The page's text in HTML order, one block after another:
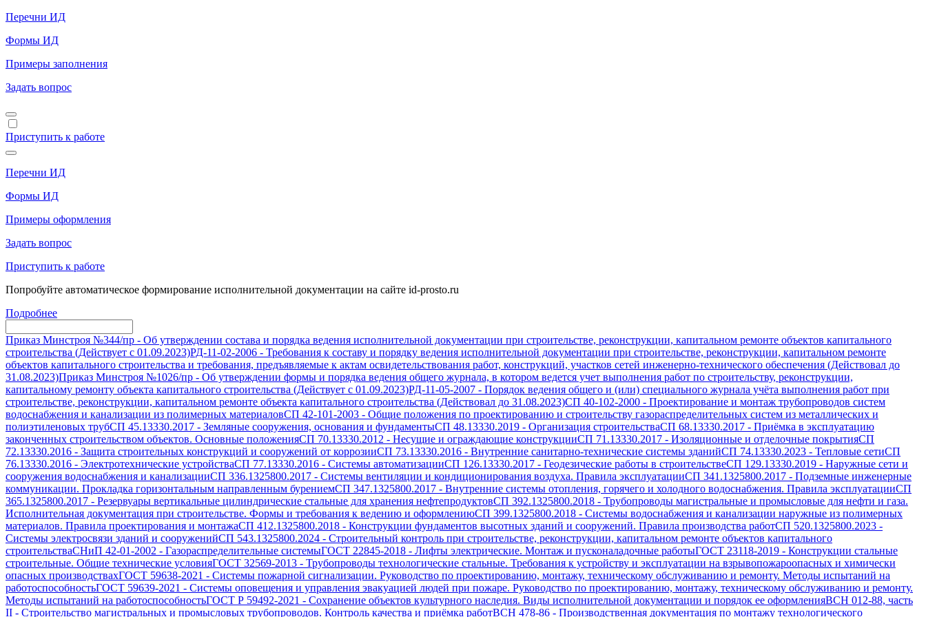
Перечни ИД
Формы ИД
Примеры заполнения
Задать вопрос
Приступить к работе
Перечни ИД
Формы ИД
Примеры оформления
Задать вопрос
Приступить к работе
Попробуйте автоматическое формирование исполнительной документации на сайте id-prosto.ru
Подробнее
Приказ Минстроя №344/пр - Об утверждении состава и порядка ведения исполнительной документации при строительстве, реконструкции, капитальном ремонте объектов капитального
строительства (Действует с 01.09.2023)РД-11-02-2006 - Требования к составу и порядку ведения исполнительной документации при строительстве, реконструкции, капитальном ремонте
объектов капитального строительства и требования, предъявляемые к актам освидетельствования работ, конструкций, участков сетей инженерно-технического обеспечения (Действовал до
31.08.2023)Приказ Минстроя №1026/пр - Об утверждении формы и порядка ведения общего журнала, в котором ведется учет выполнения работ по строительству, реконструкции,
капитальному ремонту объекта капитального строительства (Действует с 01.09.2023)РД-11-05-2007 - Порядок ведения общего и (или) специального журнала учёта выполнения работ при
строительстве, реконструкции, капитальном ремонте объекта капитального строительства (Действовал до 31.08.2023)СП 40-102-2000 - Проектирование и монтаж трубопроводов систем
водоснабжения и канализации из полимерных материаловСП 42-101-2003 - Общие положения по проектированию и строительству газораспределительных систем из металлических и
полиэтиленовых трубСП 45.13330.2017 - Земляные сооружения, основания и фундаментыСП 48.13330.2019 - Организация строительстваСП 68.13330.2017 - Приёмка в эксплуатацию
законченных строительством объектов. Основные положенияСП 70.13330.2012 - Несущие и ограждающие конструкцииСП 71.13330.2017 - Изоляционные и отделочные покрытияСП
72.13330.2016 - Защита строительных конструкций и сооружений от коррозииСП 73.13330.2016 - Внутренние санитарно-технические системы зданийСП 74.13330.2023 - Тепловые сетиСП
76.13330.2016 - Электротехнические устройстваСП 77.13330.2016 - Системы автоматизацииСП 126.13330.2017 - Геодезические работы в строительствеСП 129.13330.2019 - Наружные сети и
сооружения водоснабжения и канализацииСП 336.1325800.2017 - Системы вентиляции и кондиционирования воздуха. Правила эксплуатацииСП 341.1325800.2017 - Подземные инженерные
коммуникации. Прокладка горизонтальным направленным бурениемСП 347.1325800.2017 - Внутренние системы отопления, горячего и холодного водоснабжения. Правила эксплуатацииСП
365.1325800.2017 - Резервуары вертикальные цилиндрические стальные для хранения нефтепродуктовСП 392.1325800.2018 - Трубопроводы магистральные и промысловые для нефти и газа.
Исполнительная документация при строительстве. Формы и требования к ведению и оформлениюСП 399.1325800.2018 - Системы водоснабжения и канализации наружные из полимерных
материалов. Правила проектирования и монтажаСП 412.1325800.2018 - Конструкции фундаментов высотных зданий и сооружений. Правила производства работСП 520.1325800.2023 -
Системы электросвязи зданий и сооруженийСП 543.1325800.2024 - Строительный контроль при строительстве, реконструкции, капитальном ремонте объектов капитального
строительстваСНиП 42-01-2002 - Газораспределительные системыГОСТ 22845-2018 - Лифты электрические. Монтаж и пусконаладочные работыГОСТ 23118-2019 - Конструкции стальные
строительные. Общие технические условияГОСТ 32569-2013 - Трубопроводы технологические стальные. Требования к устройству и эксплуатации на взрывопожароопасных и химически
опасных производствахГОСТ 59638-2021 - Системы пожарной сигнализации. Руководство по проектированию, монтажу, техническому обслуживанию и ремонту. Методы испытаний на
работоспособностьГОСТ 59639-2021 - Системы оповещения и управления эвакуацией людей при пожаре. Руководство по проектированию, монтажу, техническому обслуживанию и ремонту.
Методы испытаний на работоспособностьГОСТ Р 59492-2021 - Сохранение объектов культурного наследия. Виды исполнительной документации и порядок ее оформленияВСН 012-88, часть
II - Строительство магистральных и промысловых трубопроводов. Контроль качества и приёмка работВСН 478-86 - Производственная документация по монтажу технологического